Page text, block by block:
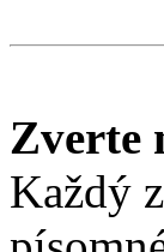
Zverte
Každý